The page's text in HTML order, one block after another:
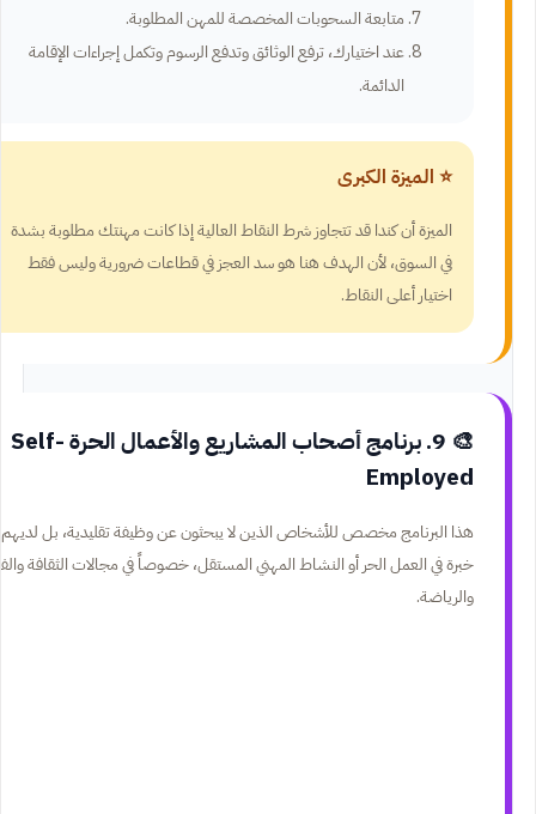
متابعة السحوبات المخصصة للمهن المطلوبة.
عند اختيارك، ترفع الوثائق وتدفع الرسوم وتكمل إجراءات الإقامة
الدائمة.
⭐ الميزة الكبرى
الميزة أن كندا قد تتجاوز شرط النقاط العالية إذا كانت مهنتك مطلوبة بشدة
في السوق، لأن الهدف هنا هو سد العجز في قطاعات ضرورية وليس فقط
اختيار أعلى النقاط.
🎨 9. برنامج أصحاب المشاريع والأعمال الحرة Self-
Employed
هذا البرنامج مخصص للأشخاص الذين لا يبحثون عن وظيفة تقليدية، بل لديهم
خبرة في العمل الحر أو النشاط المهني المستقل، خصوصاً في مجالات الثقافة
والرياضة.